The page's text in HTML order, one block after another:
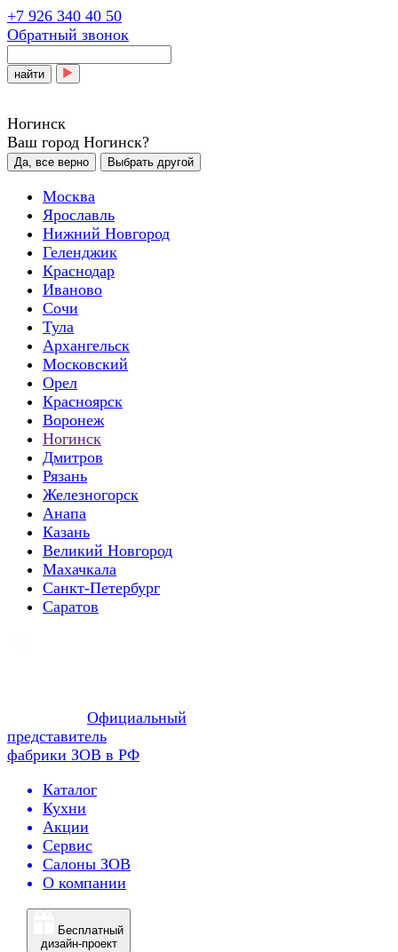
+7 926 340 40 50
Обратный звонок
найти
Ногинск
Ваш город Ногинск?
Да, все верно Выбрать другой
Москва
Ярославль
Нижний Новгород
Геленджик
Краснодар
Иваново
Сочи
Тула
Архангельск
Московский
Орел
Красноярск
Воронеж
Ногинск
Дмитров
Рязань
Железногорск
Анапа
Казань
Великий Новгород
Махачкала
Санкт-Петербург
Саратов
Официальный
представитель
фабрики ЗОВ в РФ
Каталог
Кухни
Акции
Сервис
Салоны ЗОВ
О компании
Бесплатный
дизайн-проект